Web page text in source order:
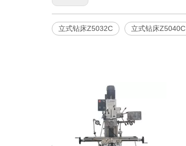
立式钻床Z5032C 立式钻床Z5040C